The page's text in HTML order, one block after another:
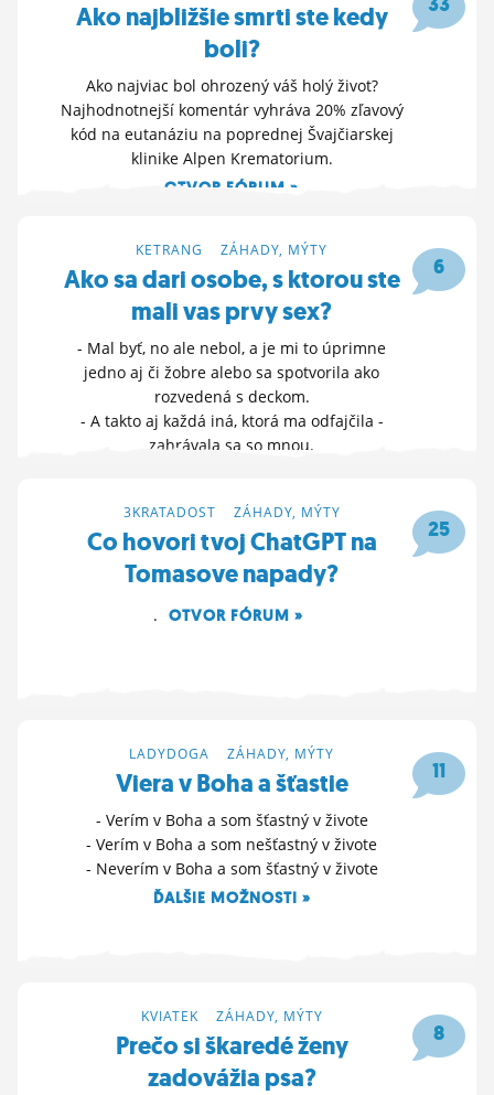
Ako najbližšie smrti ste kedy
boli?
Ako najviac bol ohrozený váš holý život?
Najhodnotnejší komentár vyhráva 20% zľavový
kód na eutanáziu na poprednej Švajčiarskej
klinike Alpen Krematorium.
OTVOR FÓRUM »
6
KETRANG ZÁHADY, MÝTY
Ako sa dari osobe, s ktorou ste
mali vas prvy sex?
- Mal byť, no ale nebol, a je mi to úprimne
jedno aj či žobre alebo sa spotvorila ako
rozvedená s deckom.
- A takto aj každá iná, ktorá ma odfajčila -
zahrávala sa so mnou.
HLASUJ »
31. 7. 2025 21:04
25
3KRATADOST ZÁHADY, MÝTY
Co hovori tvoj ChatGPT na
Tomasove napady?
. OTVOR FÓRUM »
11
LADYDOGA ZÁHADY, MÝTY
Viera v Boha a šťastie
- Verím v Boha a som šťastný v živote
- Verím v Boha a som nešťastný v živote
- Neverím v Boha a som šťastný v živote
ĎALŠIE MOŽNOSTI »
8
KVIATEK ZÁHADY, MÝTY
Prečo si škaredé ženy
zadovážia psa?